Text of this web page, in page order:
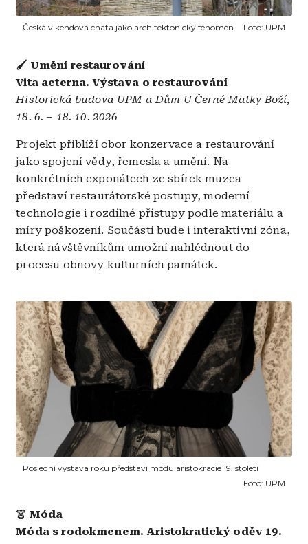
Česká víkendová chata jako architektonický fenomén Foto: UPM
🖌️ Umění restaurování
Vita aeterna. Výstava o restaurování
Historická budova UPM a Dům U Černé Matky Boží,
18. 6. – 18. 10. 2026
Projekt přiblíží obor konzervace a restaurování
jako spojení vědy, řemesla a umění. Na
konkrétních exponátech ze sbírek muzea
představí restaurátorské postupy, moderní
technologie i rozdílné přístupy podle materiálu a
míry poškození. Součástí bude i interaktivní zóna,
která návštěvníkům umožní nahlédnout do
procesu obnovy kulturních památek.
Obrázek
Poslední výstava roku představí módu aristokracie 19. století
Foto: UPM
👗 Móda
Móda s rodokmenem. Aristokratický oděv 19.